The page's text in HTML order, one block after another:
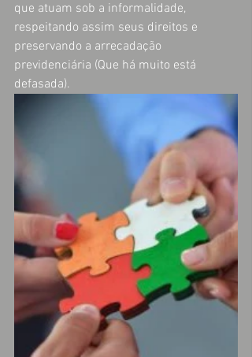
que atuam sob a informalidade,
respeitando assim seus direitos e
preservando a arrecadação
previdenciária (Que há muito está
defasada).